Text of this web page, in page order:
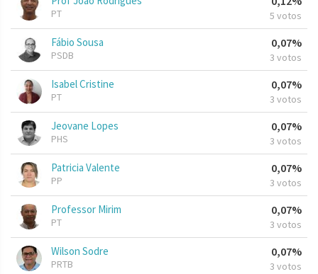
PT 5 votos
Fábio Sousa
PSDB
0,07%
3 votos
Isabel Cristine
PT
0,07%
3 votos
Jeovane Lopes
PHS
0,07%
3 votos
Patricia Valente
PP
0,07%
3 votos
Professor Mirim
PT
0,07%
3 votos
Wilson Sodre
PRTB
0,07%
3 votos